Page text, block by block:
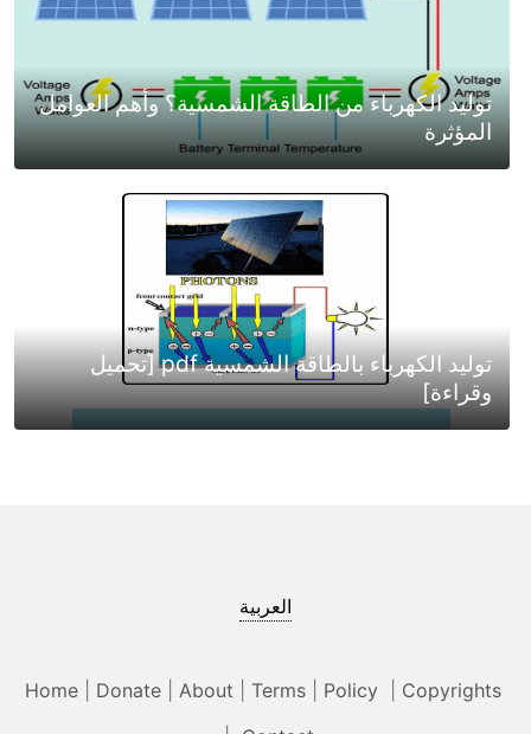
توليد الكهرباء من الطاقة الشمسية؟ وأهم العوامل
المؤثرة
توليد الكهرباء بالطاقة الشمسية pdf [تحميل
وقراءة]
العربية
Home| Donate| About Terms| Policy
Copyrights